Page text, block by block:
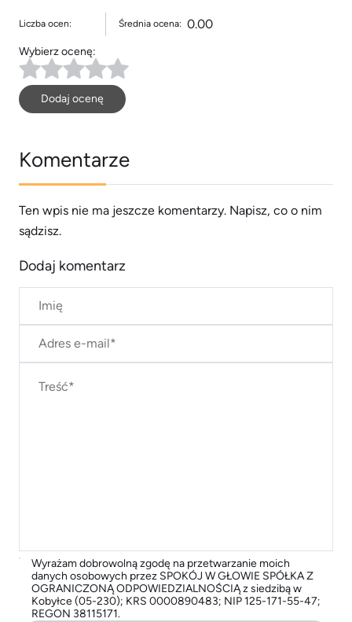
Liczba ocen: Średnia ocena: 0.00
Wybierz ocenę:
Dodaj ocenę
Komentarze
Ten wpis nie ma jeszcze komentarzy. Napisz, co o nim
sądzisz.
Dodaj komentarz
Wyrażam dobrowolną zgodę na przetwarzanie moich
danych osobowych przez SPOKÓJ W GŁOWIE SPÓŁKA Z
OGRANICZONĄ ODPOWIEDZIALNOŚCIĄ z siedzibą w
Kobyłce (05-230); KRS 0000890483; NIP 125-171-55-47;
REGON 38115171.